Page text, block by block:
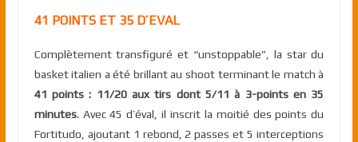
41 POINTS ET 35 D’EVAL
Complètement transfiguré et “unstoppable”, la star du
basket italien a été brillant au shoot terminant le match à
41 points : 11/20 aux tirs dont 5/11 à 3-points en 35
minutes. Avec 45 d’éval, il inscrit la moitié des points du
Fortitudo, ajoutant 1 rebond, 2 passes et 5 interceptions